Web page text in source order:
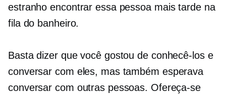
estranho encontrar essa pessoa mais tarde na
fila do banheiro.
Basta dizer que você gostou de conhecê-los e
conversar com eles, mas também esperava
conversar com outras pessoas. Ofereça-se